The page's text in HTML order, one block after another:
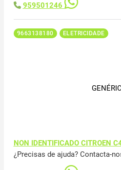
959501246
9663138180 ELETRICIDADE
NON IDENTIFICADO CITROEN
¿Precisas de ajuda? Contacta-